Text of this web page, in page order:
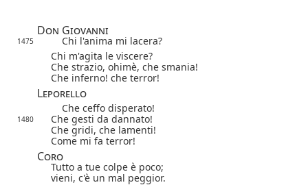
Don Giovanni
1475
Chi l'anima mi lacera?
Chi m'agita le viscere?
Che strazio, ohimè, che smania!
Che inferno! che terror!
Leporello
Che ceffo disperato!
1480
Che gesti da dannato!
Che gridi, che lamenti!
Come mi fa terror!
Coro
Tutto a tue colpe è poco;
vieni, c'è un mal peggior.